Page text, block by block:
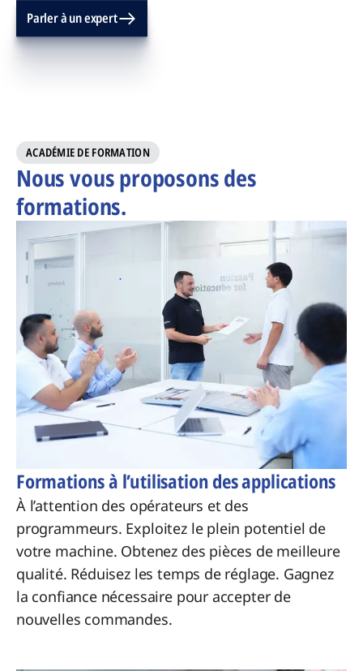
Parler à un expert
ACADÉMIE DE FORMATION
Nous vous proposons des
formations.
Formations à l’utilisation des applications
À l’attention des opérateurs et des
programmeurs. Exploitez le plein potentiel de
votre machine. Obtenez des pièces de meilleure
qualité. Réduisez les temps de réglage. Gagnez
la confiance nécessaire pour accepter de
nouvelles commandes.